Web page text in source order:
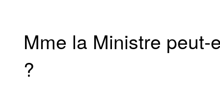
Mme la Ministre
?